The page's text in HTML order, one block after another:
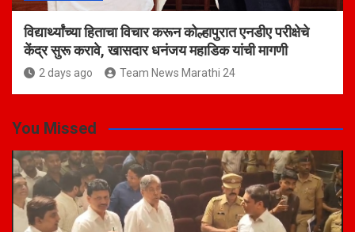
विद्यार्थ्यांच्या हिताचा विचार करून कोल्हापुरात एनडीए परीक्षेचे
केंद्र सुरू करावे, खासदार धनंजय महाडिक यांची मागणी
2 days ago Team News Marathi 24
You Missed